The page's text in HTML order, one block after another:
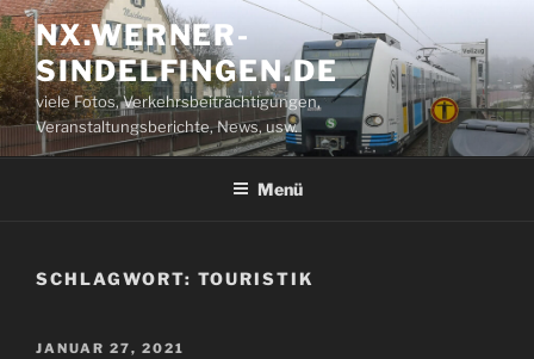
Zum
Inhalt
springen
NX.WERNER-
SINDELFINGEN.DE
viele Fotos, Verkehrsbeiträchtigungen,
Veranstaltungsberichte, News, usw.
Menü
SCHLAGWORT: TOURISTIK
VERÖFFENTLICHT
JANUAR 27, 2021